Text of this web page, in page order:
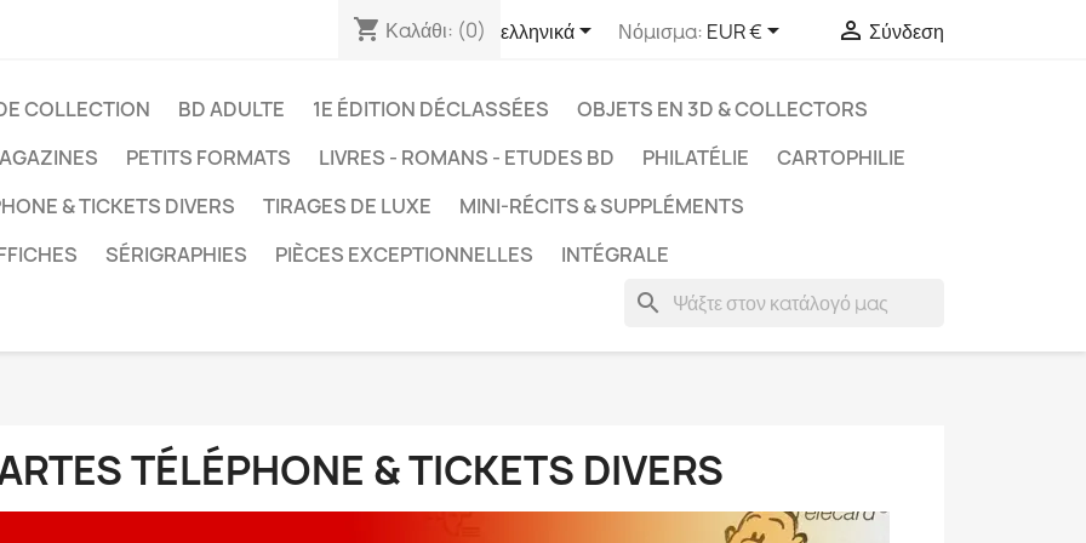
shopping_cart Καλάθι: (0) ελληνικά Νόμισμα: EUR €  Σύνδεση
COLLECTION BD ADULTE 1E ÉDITION DÉCLASSÉES
OBJETS EN 3D & COLLECTORS
PETITS FORMATS LIVRES - ROMANS - ETUDES BD PHILATÉLIE
CARTOPHILIE
& TICKETS DIVERS
TIRAGES DE LUXE
MINI-RÉCITS & SUPPLÉMENTS
SÉRIGRAPHIES PIÈCES EXCEPTIONNELLES INTÉGRALE
search
TÉLÉPHONE & TICKETS DIVERS